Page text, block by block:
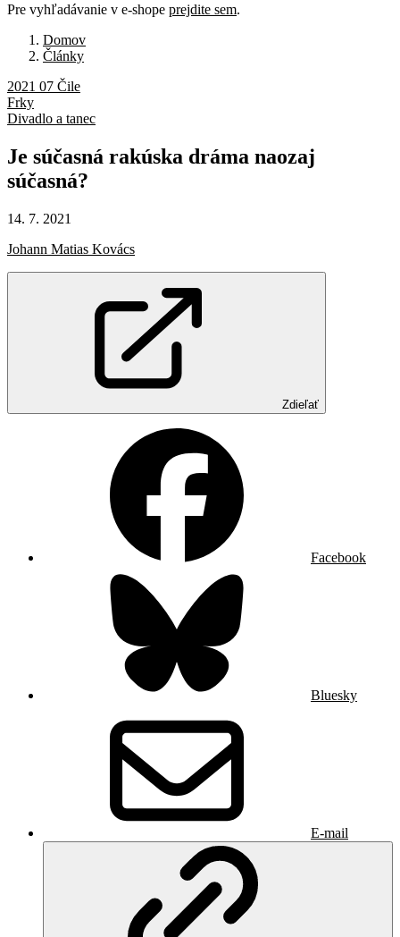
Pre vyhľadávanie v e-shope prejdite sem.
Domov
Články
2021 07 Čile
Frky
Divadlo a tanec
Je súčasná rakúska dráma naozaj
súčasná?
14. 7. 2021
Johann Matias Kovács
Zdieľať
Facebook
Bluesky
E-mail